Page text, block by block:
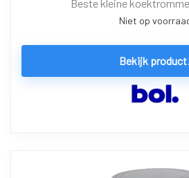
Beste kleine
Niet op
Bekijk